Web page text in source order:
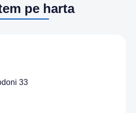
pe harta
33